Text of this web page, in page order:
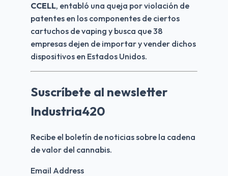
CCELL, entabló una queja por violación de
patentes en los componentes de ciertos
cartuchos de vaping y busca que 38
empresas dejen de importar y vender dichos
dispositivos en Estados Unidos.
Suscríbete al newsletter
Industria420
Recibe el boletín de noticias sobre la cadena
de valor del cannabis.
Email Address